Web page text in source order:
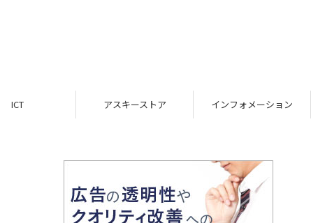
ICT アスキーストア インフォメーション